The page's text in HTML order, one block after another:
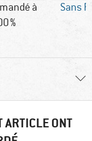
à
%
Sans
ARTICLE ONT